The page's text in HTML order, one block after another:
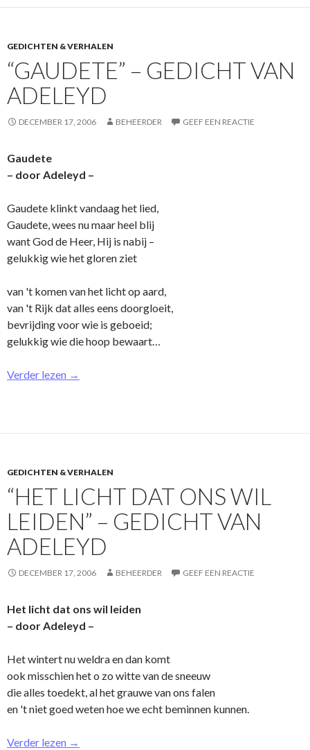
GEDICHTEN & VERHALEN
“GAUDETE” – GEDICHT VAN
ADELEYD
DECEMBER 17, 2006 BEHEERDER GEEF EEN REACTIE
Gaudete
– door Adeleyd –
Gaudete klinkt vandaag het lied,
Gaudete, wees nu maar heel blij
want God de Heer, Hij is nabij –
gelukkig wie het gloren ziet
van 't komen van het licht op aard,
van 't Rijk dat alles eens doorgloeit,
bevrijding voor wie is geboeid;
gelukkig wie die hoop bewaart…
Verder lezen →
GEDICHTEN & VERHALEN
“HET LICHT DAT ONS WIL
LEIDEN” – GEDICHT VAN
ADELEYD
DECEMBER 17, 2006 BEHEERDER GEEF EEN REACTIE
Het licht dat o­ns wil leiden
– door Adeleyd –
Het wintert nu weldra en dan komt
ook misschien het o zo witte van de sneeuw
die alles toedekt, al het grauwe van o­ns falen
en 't niet goed weten hoe we echt beminnen kunnen.
Verder lezen →